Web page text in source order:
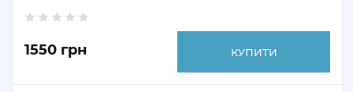
1550 грн КУПИТИ